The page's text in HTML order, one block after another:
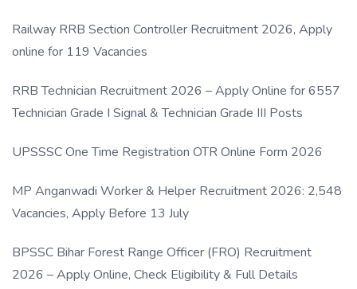
Railway RRB Section Controller Recruitment 2026, Apply
online for 119 Vacancies
RRB Technician Recruitment 2026 – Apply Online for 6557
Technician Grade I Signal & Technician Grade III Posts
UPSSSC One Time Registration OTR Online Form 2026
MP Anganwadi Worker & Helper Recruitment 2026: 2,548
Vacancies, Apply Before 13 July
BPSSC Bihar Forest Range Officer (FRO) Recruitment
2026 – Apply Online, Check Eligibility & Full Details